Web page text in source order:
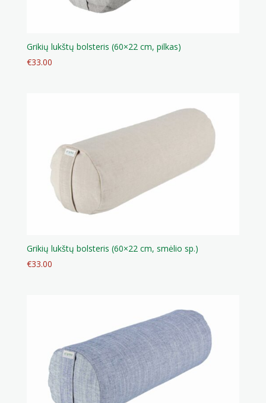
Grikių lukštų bolsteris (60×22 cm, pilkas)
€33.00
Grikių lukštų bolsteris (60×22 cm, smėlio sp.)
€33.00